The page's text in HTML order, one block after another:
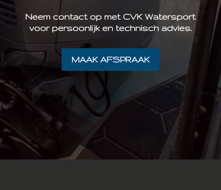
Neem contact op met CVK Watersport
voor persoonlijk en technisch advies.
MAAK AFSPRAAK